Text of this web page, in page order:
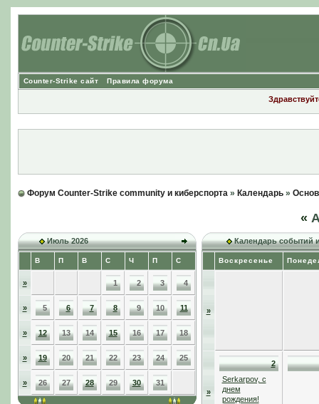
Counter-Strike сайт Правила форума
Форум Counter-Strike community и киберспорта» Календарь»
«
Июль 2026
В П В С Ч П С
» 1 2 3 4
» 5 6 7 8 9 10 11
» 12 13 14 15 16 17 18
» 19 20 21 22 23 24 25
» 26 27 28 29 30 31
Календарь событий
Воскресенье
»
»
2
Serkarpov, с
днем
рождения!